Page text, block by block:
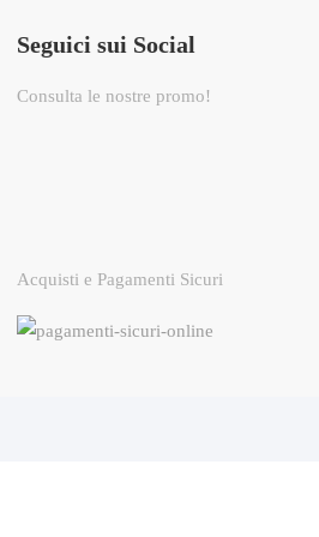
Seguici sui Social
Consulta le nostre promo!
Acquisti e Pagamenti Sicuri